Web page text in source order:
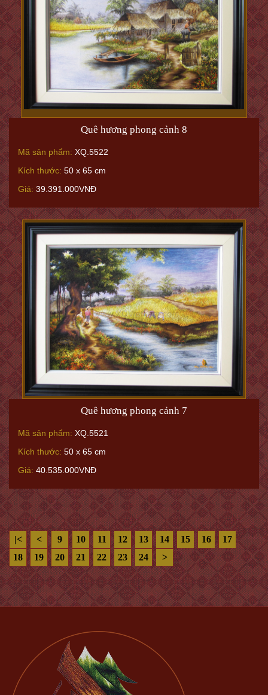
Quê hương phong cảnh 8
Mã sản phẩm: XQ.5522
Kích thước: 50 x 65 cm
Giá: 39.391.000VNĐ
Quê hương phong cảnh 7
Mã sản phẩm: XQ.5521
Kích thước: 50 x 65 cm
Giá: 40.535.000VNĐ
|< < 9 10 11 12 13 14 15 16
17
18
19 20 21 22 23 24 >